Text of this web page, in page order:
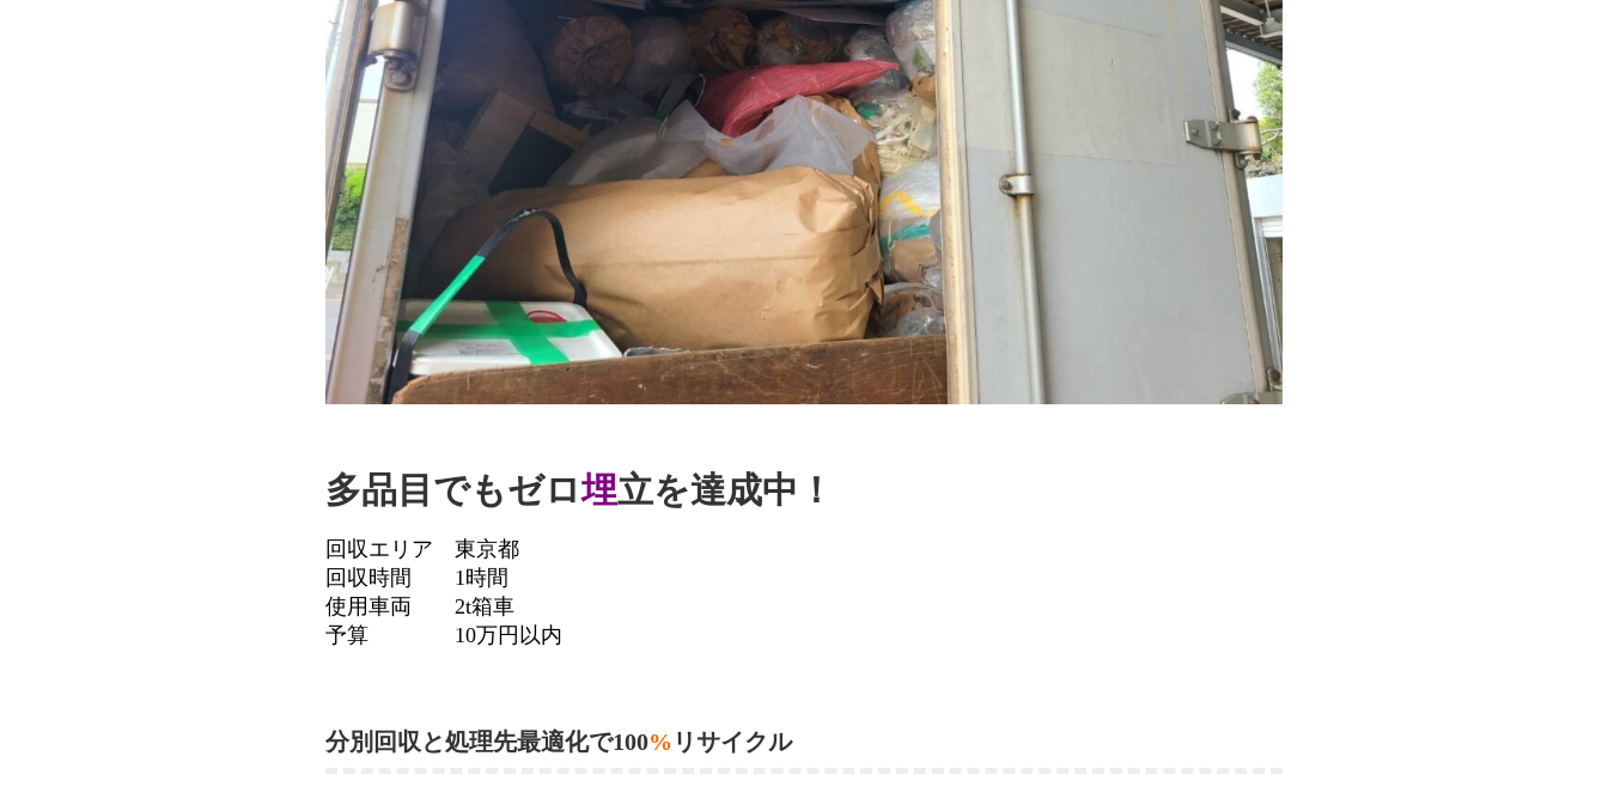
多品目でもゼロ埋立を達成中！
回収エリア 東京都
回収時間 1時間
使用車両 2t箱車
予算 10万円以内
分別回収と処理先最適化で100% リサイクル